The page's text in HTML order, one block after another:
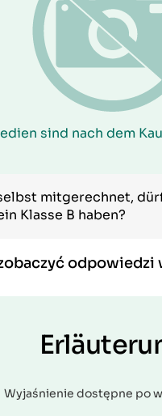
sind nach dem
mitgerechnet,
Klasse B haben?
odpowiedzi
Wyjaśnienie dostępne po